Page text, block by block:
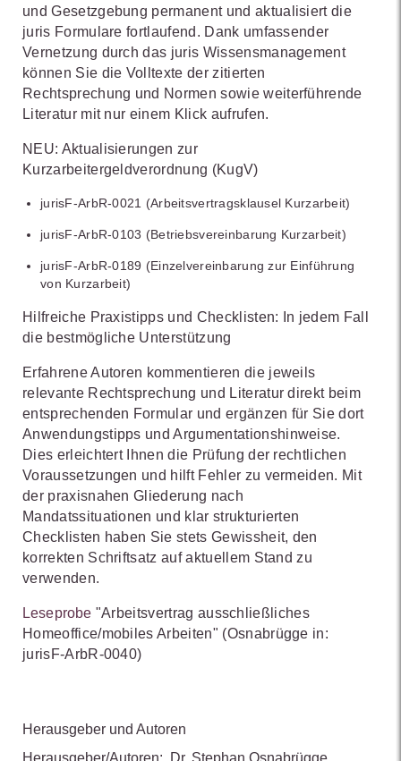
und Gesetzgebung permanent und aktualisiert die
juris Formulare fortlaufend. Dank umfassender
Vernetzung durch das juris Wissensmanagement
können Sie die Volltexte der zitierten
Rechtsprechung und Normen sowie weiterführende
Literatur mit nur einem Klick aufrufen.
NEU: Aktualisierungen zur
Kurzarbeitergeldverordnung (KugV)
jurisF-ArbR-0021 (Arbeitsvertragsklausel Kurzarbeit)
jurisF-ArbR-0103 (Betriebsvereinbarung Kurzarbeit)
jurisF-ArbR-0189 (Einzelvereinbarung zur Einführung
von Kurzarbeit)
Hilfreiche Praxistipps und Checklisten: In jedem Fall
die bestmögliche Unterstützung
Erfahrene Autoren kommentieren die jeweils
relevante Rechtsprechung und Literatur direkt beim
entsprechenden Formular und ergänzen für Sie dort
Anwendungstipps und Argumentationshinweise.
Dies erleichtert Ihnen die Prüfung der rechtlichen
Voraussetzungen und hilft Fehler zu vermeiden. Mit
der praxisnahen Gliederung nach
Mandatssituationen und klar strukturierten
Checklisten haben Sie stets Gewissheit, den
korrekten Schriftsatz auf aktuellem Stand zu
verwenden.
Leseprobe "Arbeitsvertrag ausschließliches
Homeoffice/mobiles Arbeiten" (Osnabrügge in:
jurisF-ArbR-0040)
Herausgeber und Autoren
Herausgeber/Autoren:
Dr. Stephan Osnabrügge